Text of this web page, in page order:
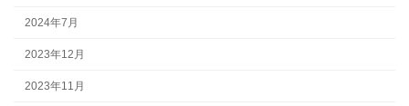
2024年7月
2023年12月
2023年11月